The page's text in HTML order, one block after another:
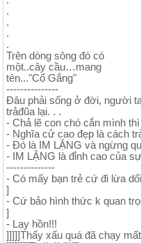
.
.
.
.
Trên dòng sông đó có
một..cây cầu…mang
tên..."Cố Gắng"
---------------
Đâu phải sống ở đời, người
trảđũa lại. . .
- Chả lẽ con chó cắn mình
- Nghĩa cử cao đẹp là cách
- Đó là IM LẶNG và ngừng
- IM LẶNG là đỉnh cao của
--------------
- Có mấy bạn trẻ cứ đi lừa
]
- Cứ bảo hình thức k quan
]
- Lạy hồn!!!
]]]]]Thấy xấu quá đã chạy